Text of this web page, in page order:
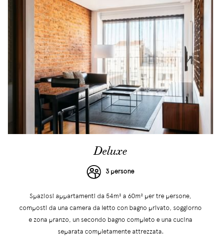
Deluxe
3 persone
Spaziosi appartamenti da 54m² a 60m² per tre persone,
composti da una camera da letto con bagno privato, soggiorno
e zona pranzo, un secondo bagno completo e una cucina
separata completamente attrezzata.